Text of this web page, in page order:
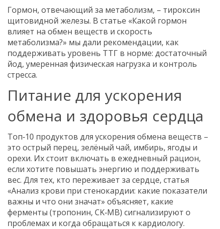
Гормон, отвечающий за метаболизм, – тироксин
щитовидной железы. В статье «Какой гормон
влияет на обмен веществ и скорость
метаболизма?» мы дали рекомендации, как
поддерживать уровень ТТГ в норме: достаточный
йод, умеренная физическая нагрузка и контроль
стресса.
Питание для ускорения
обмена и здоровья сердца
Топ‑10 продуктов для ускорения обмена веществ –
это острый перец, зелёный чай, имбирь, ягоды и
орехи. Их стоит включать в ежедневный рацион,
если хотите повышать энергию и поддерживать
вес. Для тех, кто переживает за сердце, статья
«Анализ крови при стенокардии: какие показатели
важны и что они значат» объясняет, какие
ферменты (тропонин, CK‑МB) сигнализируют о
проблемах и когда обращаться к кардиологу.